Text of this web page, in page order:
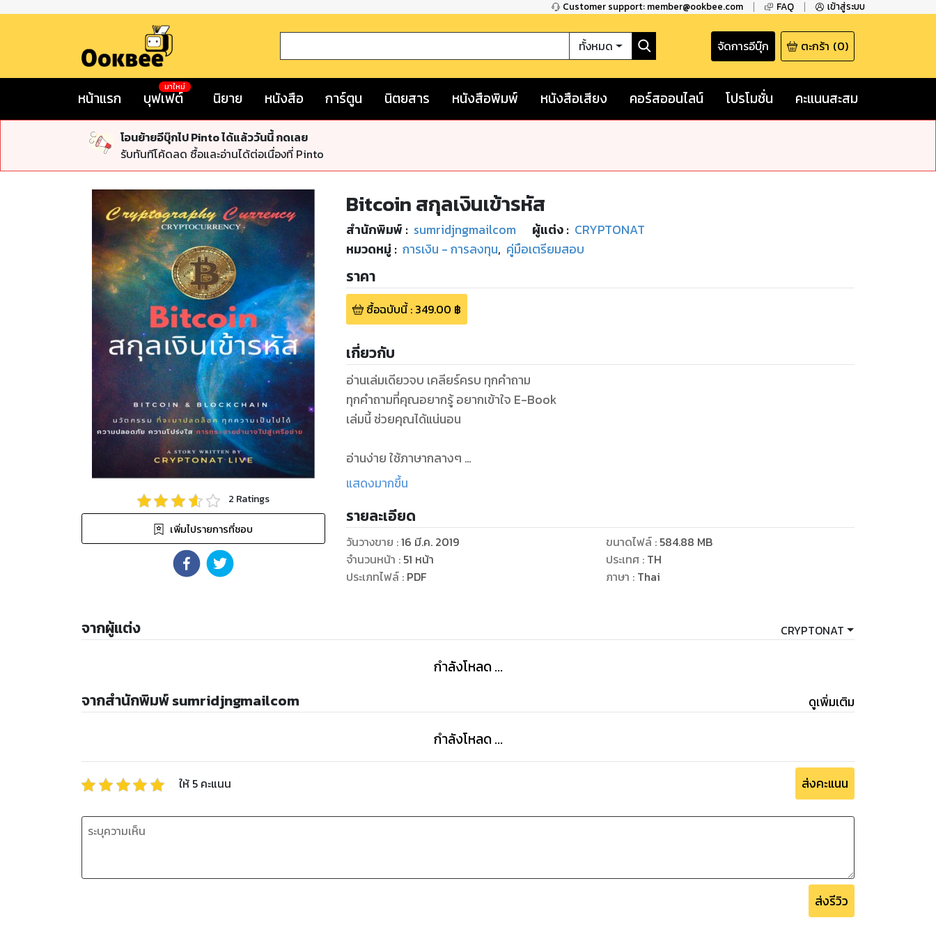
Customer support: member@ookbee.com FAQ เข้าสู่ระบบ
ทั้งหมด จัดการอีบุ๊ก ตะกร้า (0)
หน้าแรก บุฟเฟต์
มาใหม่
นิยาย หนังสือ การ์ตูน นิตยสาร หนังสือพิมพ์ หนังสือเสียง คอร์สออนไลน์ โปรโมชั่น คะแนนสะสม
โอนย้ายอีบุ๊กไป Pinto ได้แล้ววันนี้ กดเลย
รับทันทีโค้ดลด ซื้อและอ่านได้ต่อเนื่องที่ Pinto
2 Ratings
เพิ่มไปรายการที่ชอบ
Bitcoin สกุลเงินเข้ารหัส
สำนักพิมพ์ : sumridjngmailcom ผู้แต่ง : CRYPTONAT
หมวดหมู่ : การเงิน - การลงทุน, คู่มือเตรียมสอบ
ราคา
ซื้อฉบับนี้: 349.00 ฿
เกี่ยวกับ
อ่านเล่มเดียวจบ เคลียร์ครบ ทุกคำถาม
ทุกคำถามที่คุณอยากรู้ อยากเข้าใจ E-Book
เล่มนี้ ช่วยคุณได้แน่นอน
อ่านง่าย ใช้ภาษากลางๆ
เรียนรู้ได้เร็ว เน้นการเปลี่ยนแปลง
โดยมีเนื้อหาดังนี้
1.คำศัพท์พื้นฐาน
- ใช้ประจำ
- จุดเปลี่ยน
แสดงมากขึ้น
รายละเอียด
วันวางขาย :16 มี.ค. 2019
จำนวนหน้า : 51 หน้า
ประเภทไฟล์: PDF
ขนาดไฟล์: 584.88 MB
ประเทศ : TH
ภาษา : Thai
จากผู้แต่ง CRYPTONAT
กำลังโหลด ...
จากสำนักพิมพ์ sumridjngmailcom ดูเพิ่มเติม
กำลังโหลด ...
ให้ 5 คะแนน ส่งคะแนน
ส่งรีวิว